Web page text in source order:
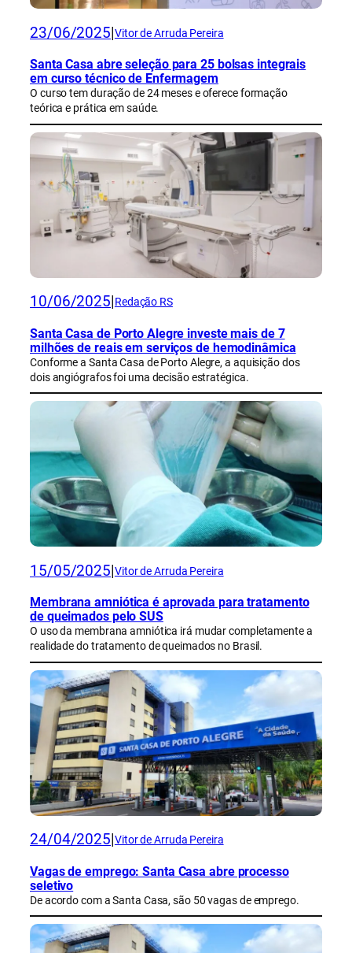
23/06/2025 Vitor de Arruda Pereira
Santa Casa abre seleção para 25 bolsas integrais
em curso técnico de Enfermagem
O curso tem duração de 24 meses e oferece formação
teórica e prática em saúde.
10/06/2025 Redação RS
Santa Casa de Porto Alegre investe mais de 7
milhões de reais em serviços de hemodinâmica
Conforme a Santa Casa de Porto Alegre, a aquisição dos
dois angiógrafos foi uma decisão estratégica.
15/05/2025 Vitor de Arruda Pereira
Membrana amniótica é aprovada para tratamento
de queimados pelo SUS
O uso da membrana amniótica irá mudar completamente a
realidade do tratamento de queimados no Brasil.
24/04/2025 Vitor de Arruda Pereira
Vagas de emprego: Santa Casa abre processo
seletivo
De acordo com a Santa Casa, são 50 vagas de emprego.